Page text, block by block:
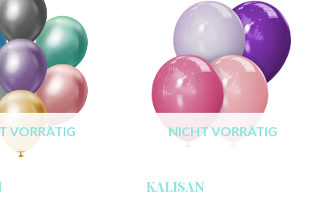
VORRÄTIG NICHT VORRÄTIG
KALISAN